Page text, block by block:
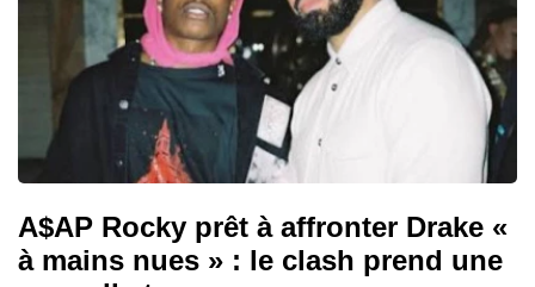
A$AP Rocky prêt à affronter Drake «
à mains nues » : le clash prend une